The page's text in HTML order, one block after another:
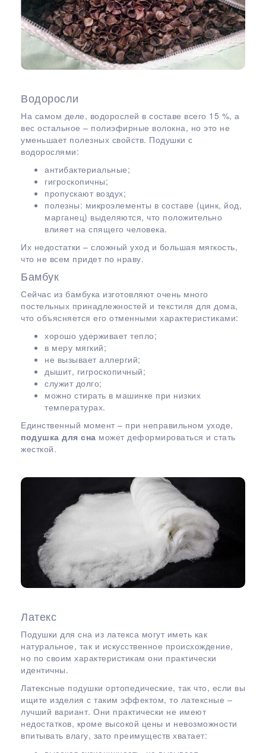
Водоросли
На самом деле, водорослей в составе всего 15 %, а
вес остальное – полиэфирные волокна, но это не
уменьшает полезных свойств. Подушки с
водорослями:
антибактериальные;
гигроскопичны;
пропускают воздух;
полезны: микроэлементы в составе (цинк, йод,
марганец) выделяются, что положительно
влияет на спящего человека.
Их недостатки – сложный уход и большая мягкость,
что не всем придет по нраву.
Бамбук
Сейчас из бамбука изготовляют очень много
постельных принадлежностей и текстиля для дома,
что объясняется его отменными характеристиками:
хорошо удерживает тепло;
в меру мягкий;
не вызывает аллергий;
дышит, гигроскопичный;
служит долго;
можно стирать в машинке при низких
температурах.
Единственный момент – при неправильном уходе,
подушка для сна может деформироваться и стать
жесткой.
Латекс
Подушки для сна из латекса могут иметь как
натуральное, так и искусственное происхождение,
но по своим характеристикам они практически
идентичны.
Латексные подушки ортопедические, так что, если вы
ищите изделия с таким эффектом, то латексные –
лучший вариант. Они практически не имеют
недостатков, кроме высокой цены и невозможности
впитывать влагу, зато преимуществ хватает: